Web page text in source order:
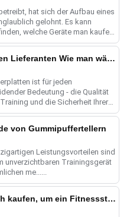
hat sich der Aufbau eines
gelohnt. Es kann
welche Geräte man kaufen
Kommerzielle Stoßfängerplatten Lieferanten Wie man wählt？
ist für jeden
Bedeutung - die Qualität
und die Sicherheit Ihrer
von Gummipuffertellern
Leistungsvorteilen sind
unverzichtbaren Trainingsgerät
me......
Welche Fitnessgeräte muss ich kaufen, um ein Fitnessstudio zu eröffnen? Wie kann das Layout des Fitnessstudios attraktiver gestaltet werden?